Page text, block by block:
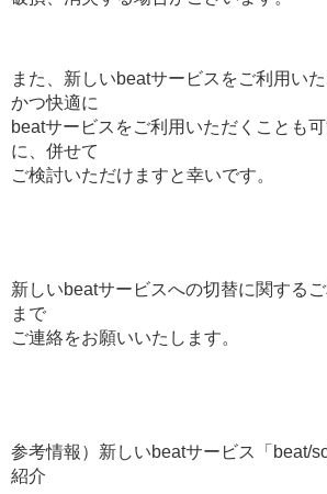
また、新しいbeatサービスをご利用い
かつ快適に
beatサービスをご利用いただくことも
に、併せて
ご検討いただけますと幸いです。
新しいbeatサービスへの切替に関する
まで
ご連絡をお願いいたします。
参考情報）新しいbeatサービス「beat/
紹介